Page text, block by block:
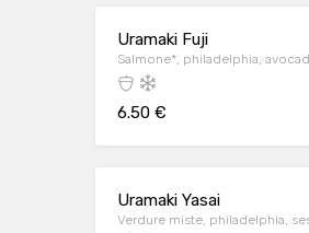
Uramaki Fuji
Salmone*, philadelphia,
6.50 €
Uramaki Yasai
Verdure miste, philadelphia,